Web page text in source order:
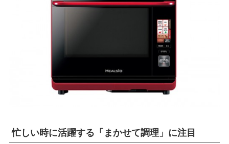
忙しい時に活躍する「まかせて調理」に注目